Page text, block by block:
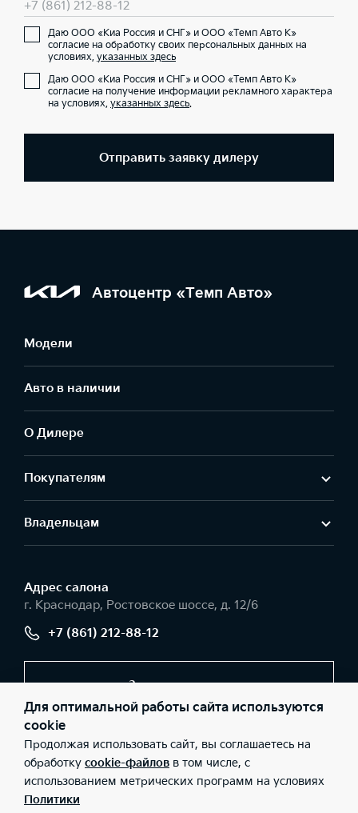
+7 (861) 212-88-12
Даю ООО «Киа Россия и СНГ» и ООО «Темп Авто К»
согласие на обработку своих персональных данных на
условиях, указанных здесь
Даю ООО «Киа Россия и СНГ» и ООО «Темп Авто К»
согласие на получение информации рекламного характера
на условиях, указанных здесь.
Отправить заявку дилеру
Автоцентр «Темп Авто»
Модели
Авто в наличии
О Дилере
Покупателям
Владельцам
Адрес салонa
г. Краснодар, Ростовское шоссе, д. 12/6
+7 (861) 212-88-12
Заказать звонок
© 2026 Юридические лица ООО «Темп Авто К» (Фактический
адрес: г. Краснодар, Ростовское шоссе, д. 12/6; Телефон: +7 (861)
212-88-12; ИНН: 2311052326; ОГРН: 1022301818274), ООО «Киа
Россия и СНГ» (Фактический адрес: г.Москва, Валовая 26;
Телефон: 8 800 301 08 80; ИНН: 7728674093; ОГРН:
5087746291760) ведут деятельность на территории РФ в
Для оптимальной работы сайта используются
cookie
Продолжая использовать сайт, вы соглашаетесь на
обработку cookie-файлов в том числе, с
использованием метрических программ на условиях
Политики